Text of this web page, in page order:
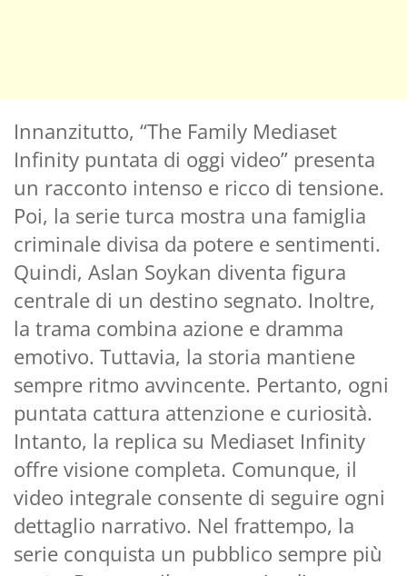
Innanzitutto, “The Family Mediaset
Infinity puntata di oggi video” presenta
un racconto intenso e ricco di tensione.
Poi, la serie turca mostra una famiglia
criminale divisa da potere e sentimenti.
Quindi, Aslan Soykan diventa figura
centrale di un destino segnato. Inoltre,
la trama combina azione e dramma
emotivo. Tuttavia, la storia mantiene
sempre ritmo avvincente. Pertanto, ogni
puntata cattura attenzione e curiosità.
Intanto, la replica su Mediaset Infinity
offre visione completa. Comunque, il
video integrale consente di seguire ogni
dettaglio narrativo. Nel frattempo, la
serie conquista un pubblico sempre più